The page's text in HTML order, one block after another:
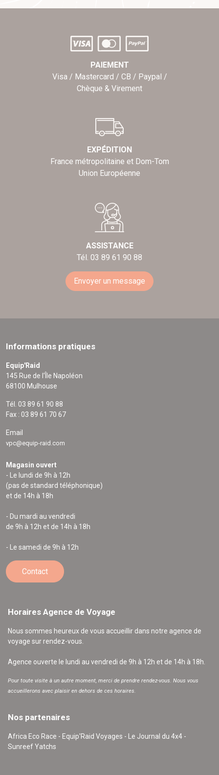
PAIEMENT
Visa / Mastercard / CB / Paypal /
Chèque & Virement
EXPÉDITION
France métropolitaine et Dom-Tom
Union Européenne
ASSISTANCE
Tél. 03 89 61 90 88
Envoyer un message
Informations pratiques
Equip'Raid
145 Rue de l'Île Napoléon
68100 Mulhouse
Tél. 03 89 61 90 88
Fax : 03 89 61 70 67
Email
vpc@equip-raid.com
Magasin ouvert
- Le lundi de 9h à 12h
(pas de standard téléphonique)
et de 14h à 18h
- Du mardi au vendredi
de 9h à 12h et de 14h à 18h
- Le samedi de 9h à 12h
Contact
Horaires Agence de Voyage
Nous sommes heureux de vous accueillir dans notre agence de
voyage sur rendez-vous.
Agence ouverte le lundi au vendredi de 9h à 12h et de 14h à 18h.
Pour toute visite à un autre moment, merci de prendre rendez-vous. Nous vous
accueillerons avec plaisir en dehors de ces horaires.
Nos partenaires
Africa Eco Race - Equip'Raid Voyages - Le Journal du 4x4 -
Sunreef Yatchs